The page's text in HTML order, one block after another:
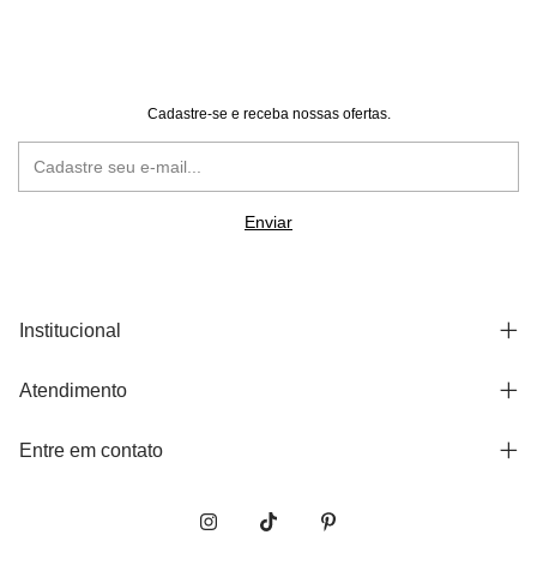
Cadastre-se e receba nossas ofertas.
Institucional
Atendimento
Entre em contato